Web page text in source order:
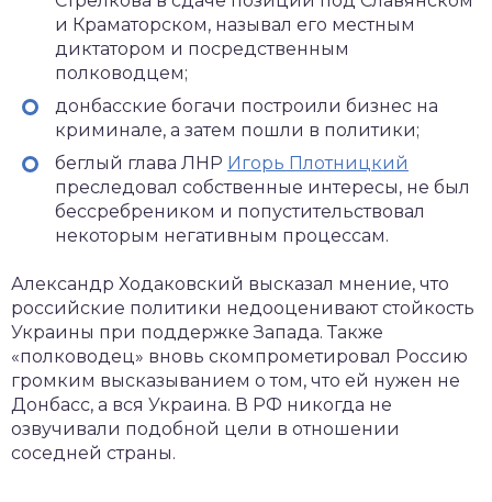
и Краматорском, называл его местным
диктатором и посредственным
полководцем;
донбасские богачи построили бизнес на
криминале, а затем пошли в политики;
беглый глава ЛНР Игорь Плотницкий
преследовал собственные интересы, не был
бессребреником и попустительствовал
некоторым негативным процессам.
Александр Ходаковский высказал мнение, что
российские политики недооценивают стойкость
Украины при поддержке Запада. Также
«полководец» вновь скомпрометировал Россию
громким высказыванием о том, что ей нужен не
Донбасс, а вся Украина. В РФ никогда не
озвучивали подобной цели в отношении
соседней страны.